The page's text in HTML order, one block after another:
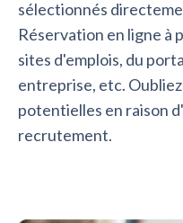
sélectionnés
Réservation en ligne à
sites d'emplois, du
entreprise, etc.
potentielles en raison
recrutement.